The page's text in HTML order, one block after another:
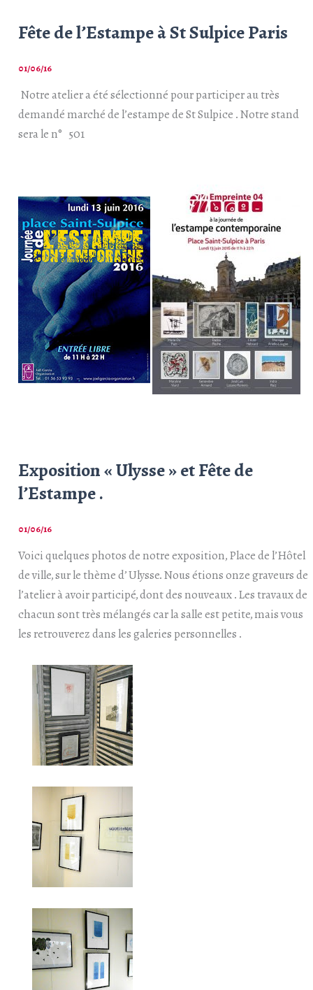
Fête de l’Estampe à St Sulpice Paris
01/06/16
Notre atelier a été sélectionné pour participer au très
demandé marché de l’estampe de St Sulpice . Notre stand
sera le n° 501
Exposition « Ulysse » et Fête de
l’Estampe .
01/06/16
Voici quelques photos de notre exposition, Place de l’Hôtel
de ville, sur le thème d’ Ulysse. Nous étions onze graveurs de
l’atelier à avoir participé, dont des nouveaux . Les travaux de
chacun sont très mélangés car la salle est petite, mais vous
les retrouverez dans les galeries personnelles .